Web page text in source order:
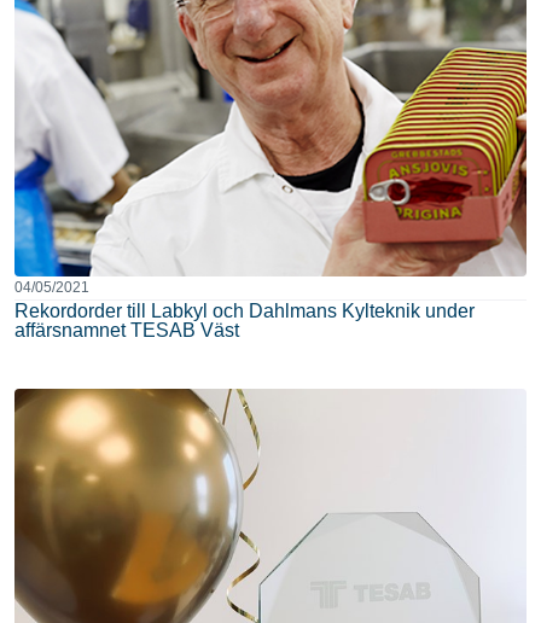
04/05/2021
Rekordorder till Labkyl och Dahlmans Kylteknik under
affärsnamnet TESAB Väst